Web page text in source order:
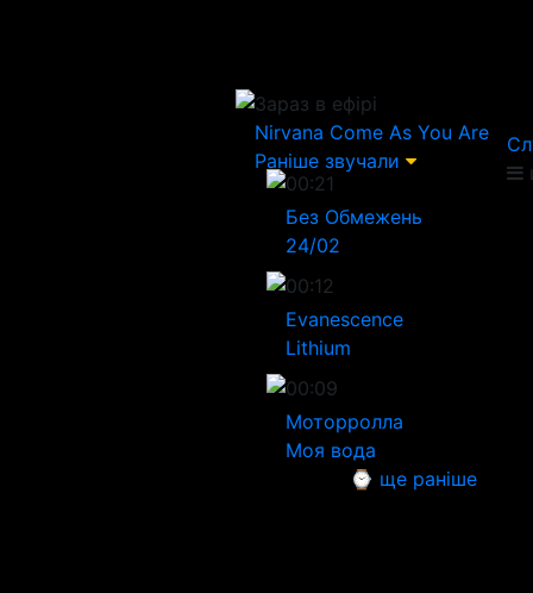
Зараз в ефірі
Nirvana Come As You Are
Раніше звучали
00:21
Без Обмежень
24/02
00:12
Evanescence
Lithium
00:09
Моторролла
Моя вода
⌚ ще раніше